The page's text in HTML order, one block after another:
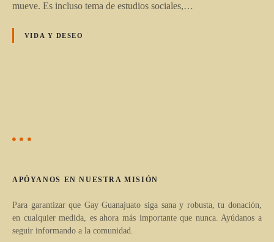
mueve. Es incluso tema de estudios sociales,…
VIDA Y DESEO
e
g
a
APÓYANOS EN NUESTRA MISIÓN
Para garantizar que Gay Guanajuato siga sana y robusta, tu donación,
en cualquier medida, es ahora más importante que nunca. Ayúdanos a
seguir informando a la comunidad.